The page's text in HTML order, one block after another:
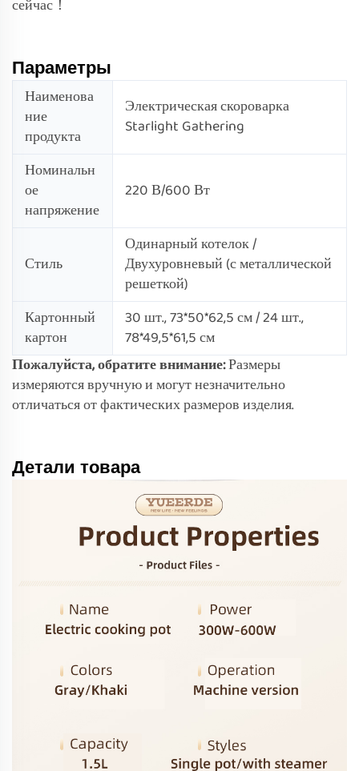
сейчас！
Параметры
Наименова
ние
продукта
Электрическая скороварка
Starlight Gathering
Номинальн
ое
напряжение
220 В/600 Вт
Стиль
Одинарный котелок /
Двухуровневый (с металлической
решеткой)
Картонный
картон
30 шт., 73*50*62,5 см / 24 шт.,
78*49,5*61,5 см
Пожалуйста, обратите внимание:Размеры
измеряются вручную и могут незначительно
отличаться от фактических размеров изделия.
Детали товара